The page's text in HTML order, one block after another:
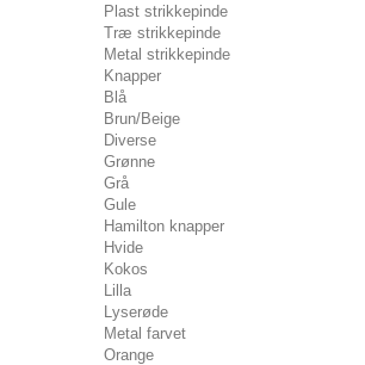
Plast strikkepinde
Træ strikkepinde
Metal strikkepinde
Knapper
Blå
Brun/Beige
Diverse
Grønne
Grå
Gule
Hamilton knapper
Hvide
Kokos
Lilla
Lyserøde
Metal farvet
Orange